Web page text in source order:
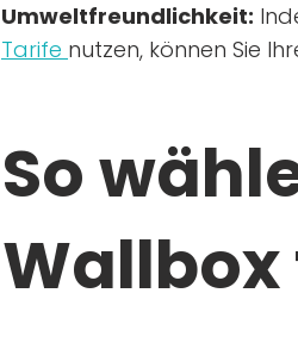
Umweltfreundlichkeit:
Tarife nutzen, können Sie
So
Wallbox